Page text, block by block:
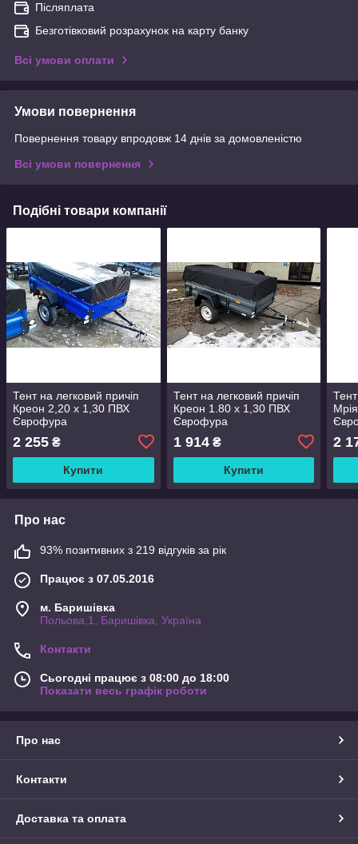
Післяплата
Безготівковий розрахунок на карту банку
Всі умови оплати
Умови повернення
Повернення товару впродовж 14 днів за домовленістю
Всі умови повернення
Подібні товари компанії
Тент на легковий причіп
Креон 2,20 х 1,30 ПВХ
Єврофура
2 255 ₴
Купити
Тент на легковий причіп
Креон 1.80 х 1,30 ПВХ
Єврофура
1 914₴
Купити
2
Про нас
93% позитивних з 219 відгуків за рік
Працює з 07.05.2016
м. Баришівка
Польова,1, Баришівка, Україна
Контакти
Сьогодні працює з 08:00 до 18:00
Показати весь графік роботи
Про нас
Контакти
Доставка та оплата